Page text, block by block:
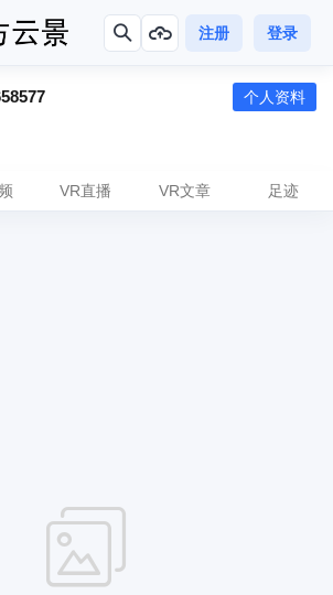
注册 登录
个人资料
VR直播 VR文章 足迹